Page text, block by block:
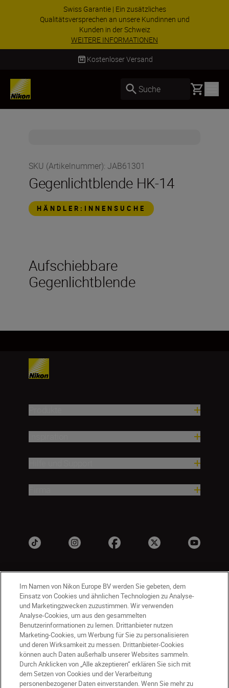
Swiss Garantie | Ein zusätzliches
Qualitätsversprechen an unsere Kundinnen und
Kunden in der Schweiz
WEITERE INFORMATIONEN
Kostenloser Versand
Suche Basket
SKU (Artikelnummer): JAB61301
Gegenlichtblende HK-14
HÄNDLER:INNENSUCHE
Aufschiebbare
Gegenlichtblende
CH Nikon Sites
Kontaktieren Sie uns
Datenschutzhinweis
Nutzungsbedingungen
Geschäftsbedingungen des Nikon Stores
Cookie-Hinweise
Barrierefreiheit
Im Namen von Nikon Europe BV werden Sie gebeten, dem
Einsatz von Cookies und ähnlichen Technologien zu Analyse-
und Marketingzwecken zuzustimmen. Wir verwenden
Analyse-Cookies, um aus den gesammelten
Benutzerinformationen zu lernen. Drittanbieter nutzen
Marketing-Cookies, um Werbung für Sie zu personalisieren
und deren Wirksamkeit zu messen. Drittanbieter-Cookies
können auch Daten außerhalb unserer Websites sammeln.
Durch Anklicken von „Alle akzeptieren“ erklären Sie sich mit
dem Setzen von Cookies und der Verarbeitung
personenbezogener Daten einverstanden. Wenn Sie mehr zu